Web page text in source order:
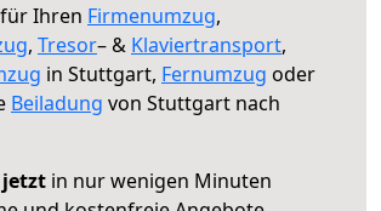
Ihren Firmenumzug,
, Tresor– & Klaviertransport,
in Stuttgart, Fernumzug oder
Beiladung von Stuttgart nach
jetzt in nur wenigen Minuten